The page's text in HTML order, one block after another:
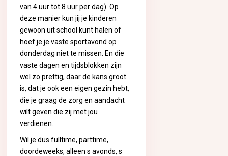
van 4 uur tot 8 uur per dag). Op
deze manier kun jij je kinderen
gewoon uit school kunt halen of
hoef je je vaste sportavond op
donderdag niet te missen. En die
vaste dagen en tijdsblokken zijn
wel zo prettig, daar de kans groot
is, dat je ook een eigen gezin hebt,
die je graag de zorg en aandacht
wilt geven die zij met jou
verdienen.
Wil je dus fulltime, parttime,
doordeweeks, alleen s avonds, s